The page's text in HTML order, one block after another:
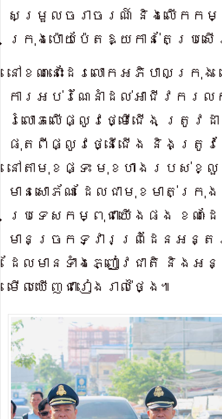
សម្រួលច​រាចរណ៍ និងលើ​កកម្
ក្រុងប៉ោយប៉ែតឱ្យកាន់តែប្រស
នៅខ​ណៈនោះ​ដែរលោ​កអភិបាលក្រុង
ការអប់​រំណែនាំដល់អាជីវករល
រំលោភ​លើផ្លូវថ្មើជើង ត្រូវ
ផុតពីផ្លូវថ្នើជើង និងត្រូវ
នៅតាមុខផ្ទះ មុខហាងរ​បស់ខ្
មានសោ​ភ័ណ ដែលជាមុខមាត់ក្
ប្រទេសកម្ពុជាយើងផង ខណៈដ
មានច្រកទ្វារព្រំដែន​អន្
ដែល​មានទាំងភ្ញៀវជាតិ និងអ
មើលឃើញ​ជារៀងរា​ល់ថ្ងៃ៕